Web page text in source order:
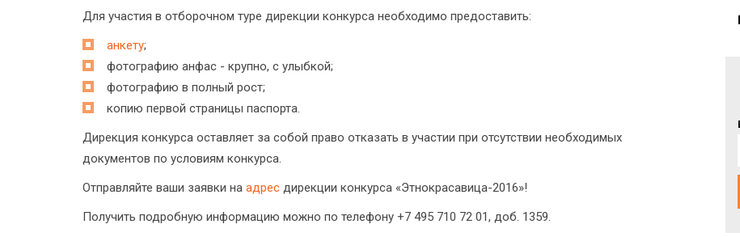
Для участия в отборочном туре дирекции конкурса необходимо предоставить:
анкету;
фотографию анфас - крупно, с улыбкой;
фотографию в полный рост;
копию первой страницы паспорта.
Дирекция конкурса оставляет за собой право отказать в участии при отсутствии необходимых
документов по условиям конкурса.
Отправляйте ваши заявки на адрес дирекции конкурса «Этнокрасавица-2016»!
Получить подробную информацию можно по телефону +7 495 710 72 01, доб. 1359.